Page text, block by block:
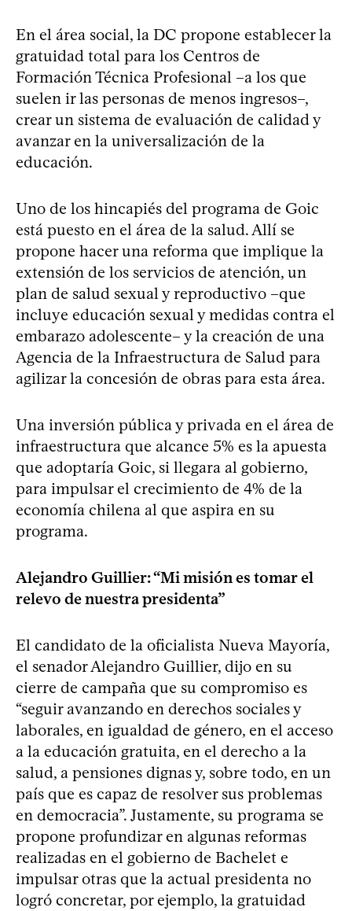
En el área social, la DC propone establecer la
gratuidad total para los Centros de
Formación Técnica Profesional –a los que
suelen ir las personas de menos ingresos–,
crear un sistema de evaluación de calidad y
avanzar en la universalización de la
educación.
Uno de los hincapiés del programa de Goic
está puesto en el área de la salud. Allí se
propone hacer una reforma que implique la
extensión de los servicios de atención, un
plan de salud sexual y reproductivo –que
incluye educación sexual y medidas contra el
embarazo adolescente– y la creación de una
Agencia de la Infraestructura de Salud para
agilizar la concesión de obras para esta área.
Una inversión pública y privada en el área de
infraestructura que alcance 5% es la apuesta
que adoptaría Goic, si llegara al gobierno,
para impulsar el crecimiento de 4% de la
economía chilena al que aspira en su
programa.
Alejandro Guillier: “Mi misión es tomar el
relevo de nuestra presidenta”
El candidato de la oficialista Nueva Mayoría,
el senador Alejandro Guillier, dijo en su
cierre de campaña que su compromiso es
“seguir avanzando en derechos sociales y
laborales, en igualdad de género, en el acceso
a la educación gratuita, en el derecho a la
salud, a pensiones dignas y, sobre todo, en un
país que es capaz de resolver sus problemas
en democracia”. Justamente, su programa se
propone profundizar en algunas reformas
realizadas en el gobierno de Bachelet e
impulsar otras que la actual presidenta no
logró concretar, por ejemplo, la gratuidad